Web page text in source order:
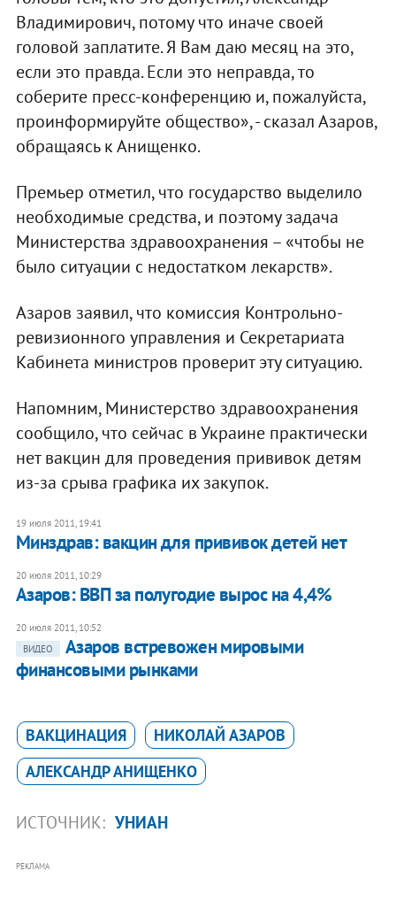
Владимирович, потому что иначе своей
головой заплатите. Я Вам даю месяц на это,
если это правда. Если это неправда, то
соберите пресс-конференцию и, пожалуйста,
проинформируйте общество», - сказал Азаров,
обращаясь к Анищенко.
Премьер отметил, что государство выделило
необходимые средства, и поэтому задача
Министерства здравоохранения – «чтобы не
было ситуации с недостатком лекарств».
Азаров заявил, что комиссия Контрольно-
ревизионного управления и Секретариата
Кабинета министров проверит эту ситуацию.
Напомним, Министерство здравоохранения
сообщило, что сейчас в Украине практически
нет вакцин для проведения прививок детям
из-за срыва графика их закупок.
19 июля 2011, 19:41
Минздрав: вакцин для прививок детей нет
20 июля 2011, 10:29
Азаров: ВВП за полугодие вырос на 4,4%
20 июля 2011, 10:52
ВИДЕО
Азаров встревожен мировыми
финансовыми рынками
ВАКЦИНАЦИЯ
НИКОЛАЙ АЗАРОВ
АЛЕКСАНДР АНИЩЕНКО
ИСТОЧНИК: УНИАН
РЕКЛАМА